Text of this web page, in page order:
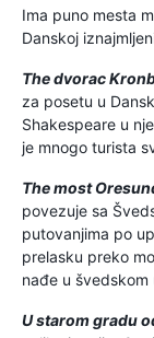
Ima puno mesta
Danskoj
The dvorac
za posetu u
Shakespeare u
je mnogo turista
The most
povezuje sa
putovanjima po
prelasku preko
nađe u švedskom
U starom gradu